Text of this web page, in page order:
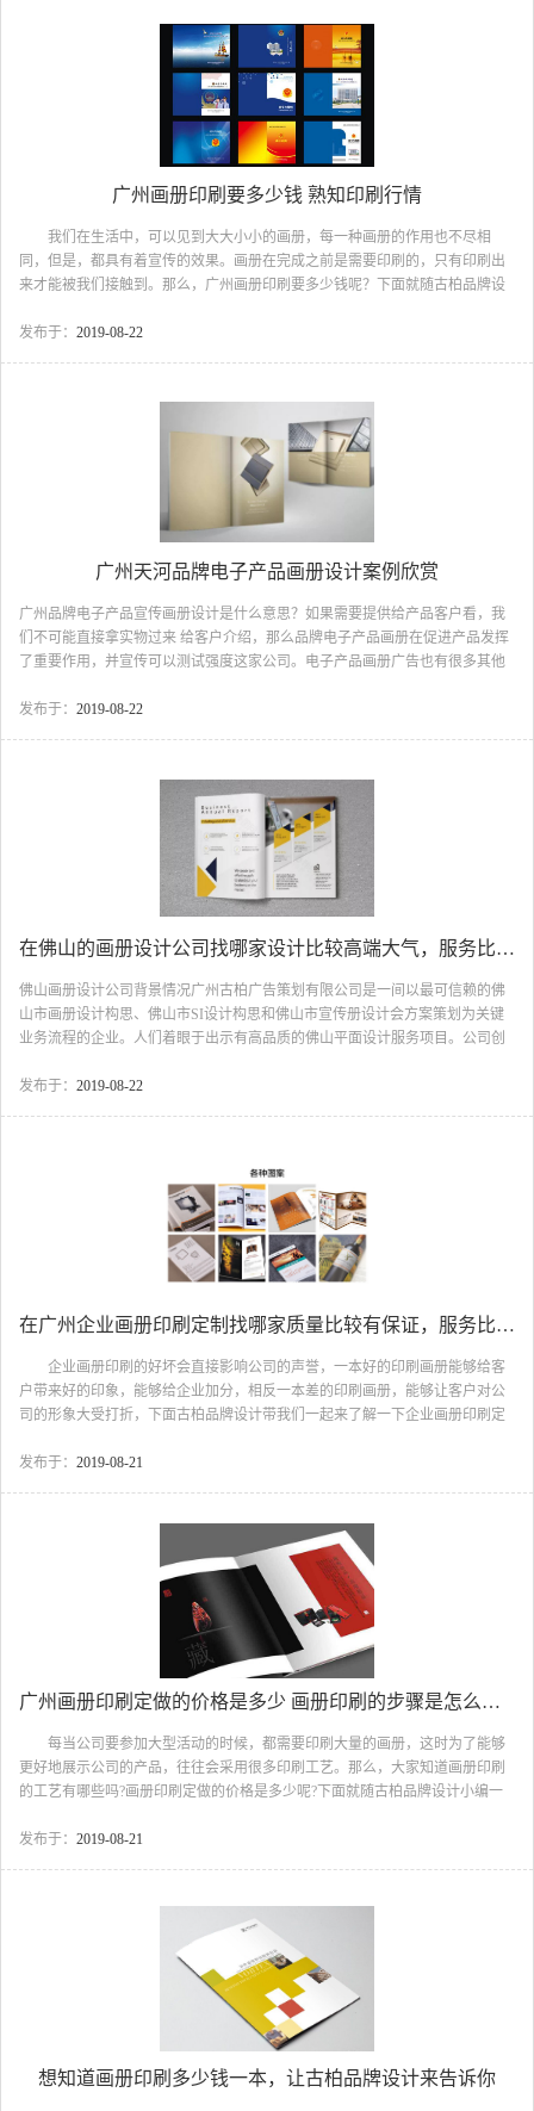
图广州黄埔品牌汽车画册设计图广州黄埔品牌汽车画册设计图此次广州黄埔品
牌汽车画册设计项目，古柏品牌设计这边也是与该企业领导沟...
广州画册印刷要多少钱 熟知印刷行情
我们在生活中，可以见到大大小小的画册，每一种画册的作用也不尽相
同，但是，都具有着宣传的效果。画册在完成之前是需要印刷的，只有印刷出
来才能被我们接触到。那么，广州画册印刷要多少钱呢？下面就随古柏品牌设
(Printing，Graphic Arts，也用使用Graphic Communications即图形传播的)是将文
经审核批准的印刷版，通过印刷机械及专用油墨转印到承印物的过程。 画
发布于： 2019-08-22
广州天河品牌电子产品画册设计案例欣赏
广州品牌电子产品宣传画册设计是什么意思？如果需要提供给产品客户看，我
们不可能直接拿实物过来 给客户介绍，那么品牌电子产品画册在促进产品发挥
了重要作用，并宣传可以测试强度这家公司。电子产品画册广告也有很多其他
那么客户就看到这个画册，从而增加产品的可视观。接下来我们跟着古柏一起
河品牌电子产品画册设计：选定风格后我们会按着客户选定的风格方向进行广
州天河品牌电子产品画册设计图3.广州天河品牌电子产品画册...
发布于： 2019-08-22
在佛山的画册设计公司找哪家设计比较高端大气，服务比较好！
佛山画册设计公司背景情况广州古柏广告策划有限公司是一间以最可信赖的佛
山市画册设计构思、佛山市SI设计构思和佛山市宣传册设计会方案策划为关键
业务流程的企业。人们着眼于出示有高品质的佛山平面设计服务项目。公司创
整体实力，在佛山画册设计x1db516n行业内塑造最具用户评价的企业形象。 广
销策划将在设立子公司，为大...
发布于： 2019-08-22
在广州企业画册印刷定制找哪家质量比较有保证，服务比较以客户为中心？
企业画册印刷的好坏会直接影响公司的声誉，一本好的印刷画册能够给客
户带来好的印象，能够给企业加分，相反一本差的印刷画册，能够让客户对公
司的形象大受打折，下面古柏品牌设计带我们一起来了解一下企业画册印刷定
画册是一个展示平台，画册设计可以用流畅的线条、有个人及企业的风貌、理
字或是图册，画册都有着无与伦比的绝对优势。因为画册够醒目，能让人一目
了然，但也够明了，因为其有相对的精简文字说明。 二、居兴...
发布于： 2019-08-21
广州画册印刷定做的价格是多少 画册印刷的步骤是怎么样的
每当公司要参加大型活动的时候，都需要印刷大量的画册，这时为了能够
更好地展示公司的产品，往往会采用很多印刷工艺。那么，大家知道画册印刷
的工艺有哪些吗?画册印刷定做的价格是多少呢?下面就随古柏品牌设计小编一
台，可以是企业，也可以是个人，都可以成为画册的拥有者。一本好的画册需
册设计可以用流畅的线条、和谐的图片，或优美文字，组合成一本富有创意，
又具有可读、可赏性的精美画册。全方位立体展示...
发布于： 2019-08-21
想知道画册印刷多少钱一本，让古柏品牌设计来告诉你